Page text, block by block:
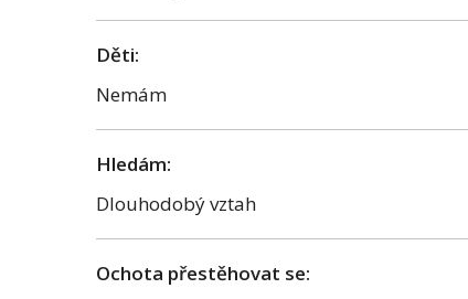
Děti:
Nemám
Hledám:
Dlouhodobý vztah
Ochota přestěhovat se: